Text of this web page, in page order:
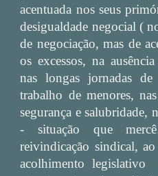
acentuada nos seus
desigualdade negocial (
de negociação, mas de
os excessos, na
nas longas jornadas
trabalho de menores,
segurança e salubridade,
- situação que
reivindicação sindical,
acolhimento legislativo